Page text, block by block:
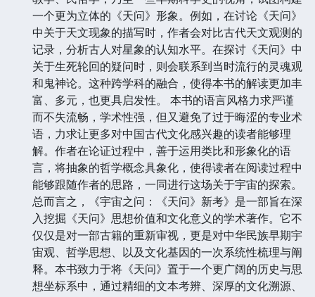
一个更为立体的《天问》形象。例如，在讨论《天问》
中关于天文现象的描写时，作者会对比古代天文观测的
记录，分析古人对星象的认知水平。在探讨《天问》中
关于生死轮回的疑问时，则会联系到当时流行的灵魂观
和鬼神论。这种跨学科的融合，使得本书的解读更加丰
富、多元，也更具启发性。 本书的语言风格力求严谨
而不失流畅，学术性强，但又避免了过于晦涩的专业术
语，力求让更多对中国古代文化感兴趣的读者能够理
解。作者在论证过程中，善于运用类比和形象化的语
言，将抽象的哲学概念具象化，使得读者在阅读过程中
能够跟随作者的思路，一同进行这场关于宇宙的探索。
总而言之，《宇宙之问：《天问》新考》是一部旨在深
入挖掘《天问》思想价值和文化意义的学术著作。它不
仅仅是对一部古籍的重新审视，更是对中华民族早期宇
宙观、哲学思想、以及文化基因的一次系统性梳理与阐
释。本书致力于将《天问》置于一个更广阔的历史与思
想坐标系中，通过精细的文本考辨、深厚的文化溯源、